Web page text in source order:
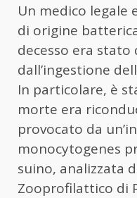
Un medico legale
di origine
decesso era
dall’ingestione
In particolare, è
morte era
provocato da
monocytogenes
suino, analizzata
Zooprofilattico di